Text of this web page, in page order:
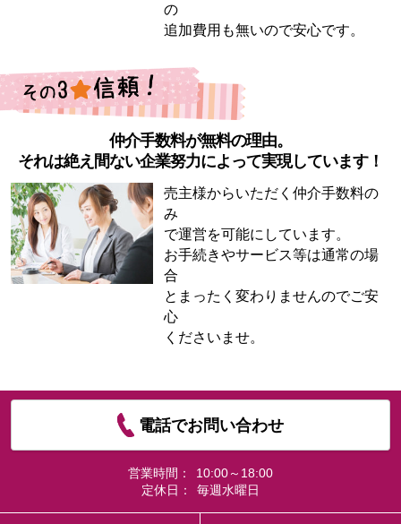
の
追加費用も無いので安心です。
仲介手数料が無料の理由。
それは絶え間ない企業努力によって実現しています！
売主様からいただく仲介手数料の
み
で運営を可能にしています。
お手続きやサービス等は通常の場
合
とまったく変わりませんのでご安
心
くださいませ。
電話でお問い合わせ
営業時間：
10:00～18:00
定休日：
毎週水曜日